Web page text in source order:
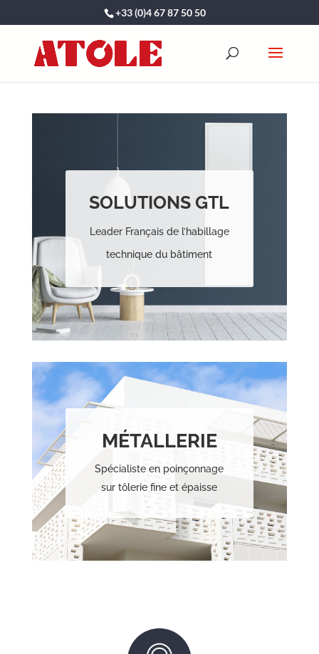
+33 (0)4 67 87 50 50
SOLUTIONS GTL
Leader Français de l’habillage
technique du bâtiment
MÉTALLERIE
Spécialiste en poinçonnage
sur tôlerie fine et épaisse